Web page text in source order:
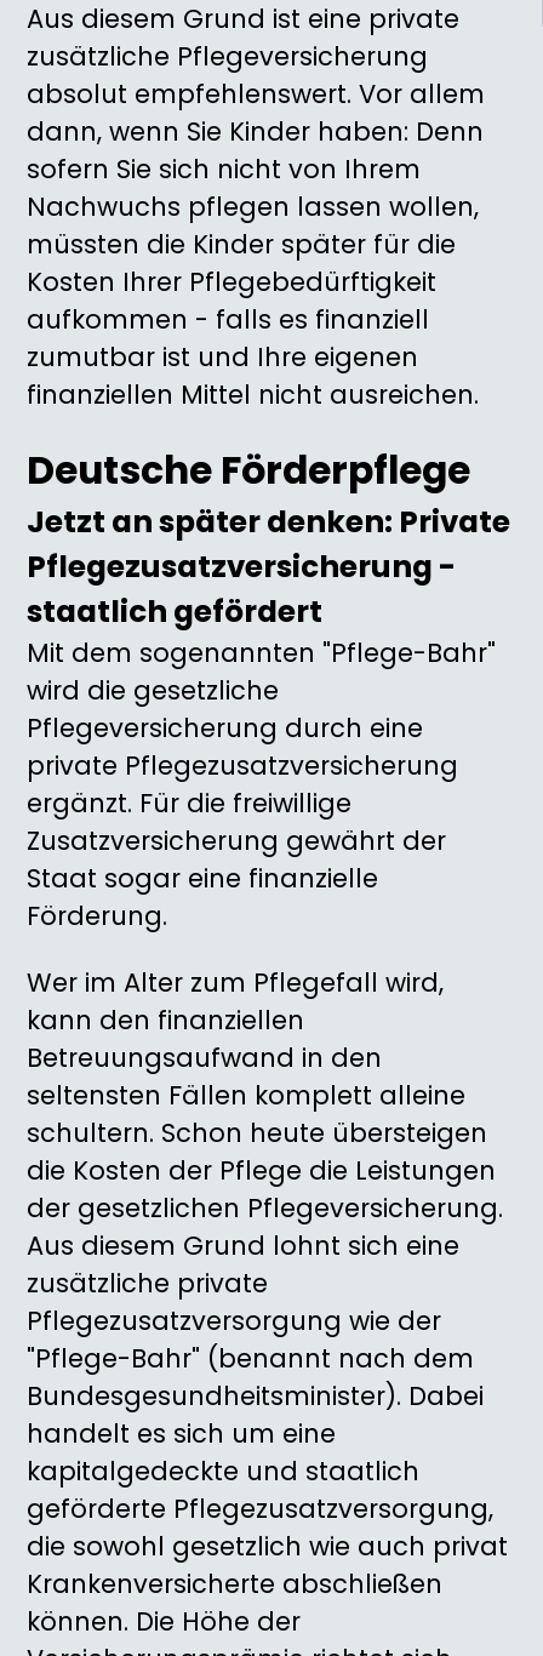
Aus diesem Grund ist eine private
zusätzliche Pflegeversicherung
absolut empfehlenswert. Vor allem
dann, wenn Sie Kinder haben: Denn
sofern Sie sich nicht von Ihrem
Nachwuchs pflegen lassen wollen,
müssten die Kinder später für die
Kosten Ihrer Pflegebedürftigkeit
aufkommen - falls es finanziell
zumutbar ist und Ihre eigenen
finanziellen Mittel nicht ausreichen.
Deutsche Förderpflege
Jetzt an später denken: Private
Pflegezusatzversicherung -
staatlich gefördert
Mit dem sogenannten "Pflege-Bahr"
wird die gesetzliche
Pflegeversicherung durch eine
private Pflegezusatzversicherung
ergänzt. Für die freiwillige
Zusatzversicherung gewährt der
Staat sogar eine finanzielle
Förderung.
Wer im Alter zum Pflegefall wird,
kann den finanziellen
Betreuungsaufwand in den
seltensten Fällen komplett alleine
schultern. Schon heute übersteigen
die Kosten der Pflege die Leistungen
der gesetzlichen Pflegeversicherung.
Aus diesem Grund lohnt sich eine
zusätzliche private
Pflegezusatzversorgung wie der
"Pflege-Bahr" (benannt nach dem
Bundesgesundheitsminister). Dabei
handelt es sich um eine
kapitalgedeckte und staatlich
geförderte Pflegezusatzversorgung,
die sowohl gesetzlich wie auch privat
Krankenversicherte abschließen
können. Die Höhe der